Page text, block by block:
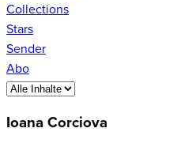
Collections
Stars
Sender
Abo
Ioana Corciova